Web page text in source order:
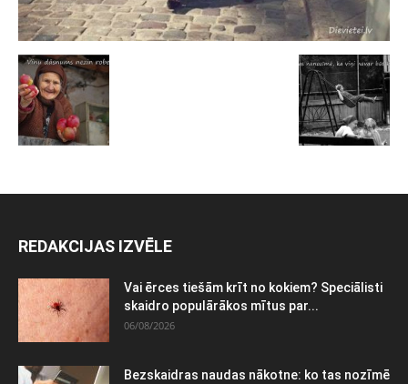
REDAKCIJAS IZVĒLE
Vai ērces tiešām krīt no kokiem? Speciālisti
skaidro populārākos mītus par...
06/08/2026
Bezskaidras naudas nākotne: ko tas nozīmē